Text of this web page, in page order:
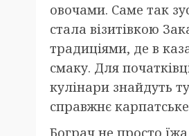
овочами. Саме так
стала візитівкою
традиціями, де в
смаку. Для
кулінари знайдуть
справжнє